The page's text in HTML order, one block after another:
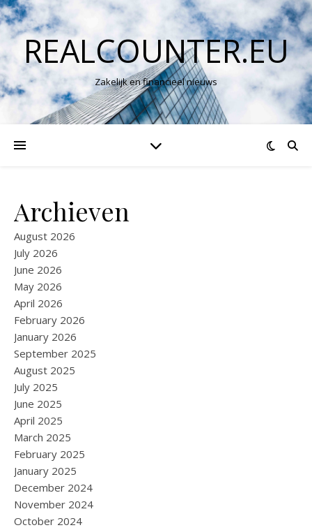
REALCOUNTER.EU
Zakelijk en financieel nieuws
Archieven
August 2026
July 2026
June 2026
May 2026
April 2026
February 2026
January 2026
September 2025
August 2025
July 2025
June 2025
April 2025
March 2025
February 2025
January 2025
December 2024
November 2024
October 2024